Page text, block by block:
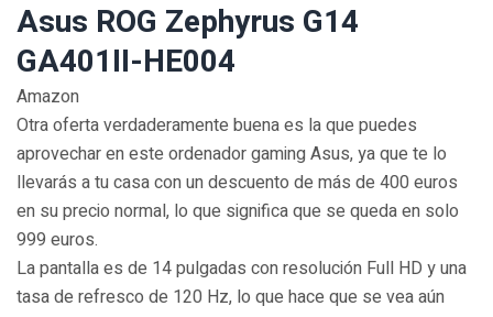
Asus ROG Zephyrus G14
GA401II-HE004
Amazon
Otra oferta verdaderamente buena es la que puedes
aprovechar en este ordenador gaming Asus, ya que te lo
llevarás a tu casa con un descuento de más de 400 euros
en su precio normal, lo que significa que se queda en solo
999 euros.
La pantalla es de 14 pulgadas con resolución Full HD y una
tasa de refresco de 120 Hz, lo que hace que se vea aún